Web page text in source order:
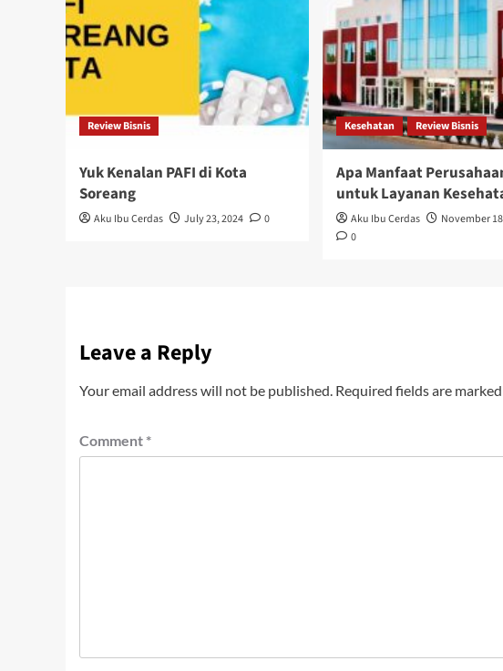
Review Bisnis
Yuk Kenalan PAFI di Kota
Soreang
Aku Ibu Cerdas July 23, 2024 0
Kesehatan Review Bisnis
Apa Manfaat
untuk Layanan
Aku Ibu Cerdas
November
0
Leave a Reply
Your email address will not be published. Required fields are marked
Comment *